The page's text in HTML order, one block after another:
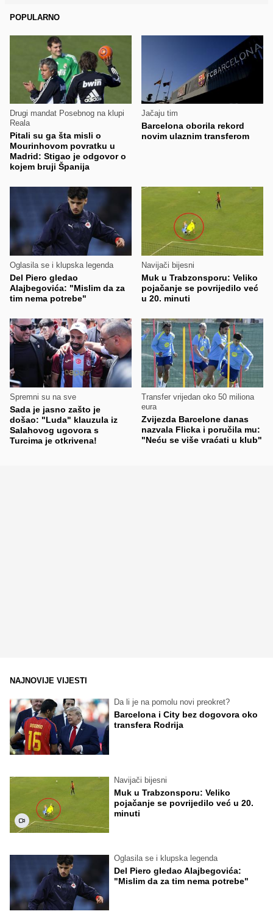
POPULARNO
Drugi mandat Posebnog na klupi
Reala
Pitali su ga šta misli o
Mourinhovom povratku u
Madrid: Stigao je odgovor o
kojem bruji Španija
Jačaju tim
Barcelona oborila rekord
novim ulaznim transferom
Oglasila se i klupska legenda
Del Piero gledao
Alajbegovića: "Mislim da za
tim nema potrebe"
Navijači bijesni
Muk u Trabzonsporu: Veliko
pojačanje se povrijedilo već
u 20. minuti
Spremni su na sve
Sada je jasno zašto je
došao: "Luda" klauzula iz
Salahovog ugovora s
Turcima je otkrivena!
Transfer vrijedan oko 50 miliona
eura
Zvijezda Barcelone danas
nazvala Flicka i poručila mu:
"Neću se više vraćati u klub"
NAJNOVIJE VIJESTI
Da li je na pomolu novi preokret?
Barcelona i City bez dogovora oko
transfera Rodrija
Navijači bijesni
Muk u Trabzonsporu: Veliko
pojačanje se povrijedilo već u 20.
minuti
Oglasila se i klupska legenda
Del Piero gledao Alajbegovića:
"Mislim da za tim nema potrebe"